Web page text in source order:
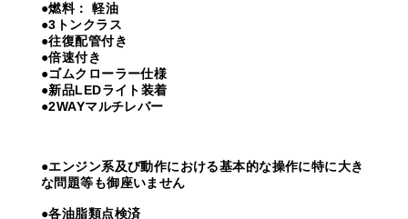
●燃料： 軽油
●3トンクラス
●往復配管付き
●倍速付き
●ゴムクローラー仕様
●新品LEDライト装着
●2WAYマルチレバー
●エンジン系及び動作における基本的な操作に特に大き
な問題等も御座いません
●各油脂類点検済